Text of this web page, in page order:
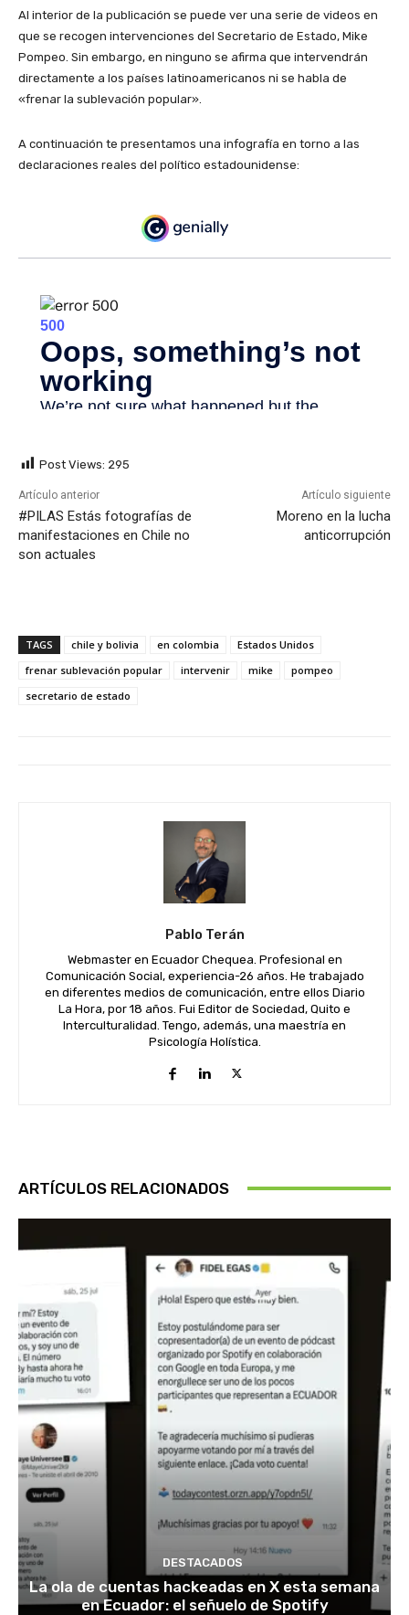
Al interior de la publicación se puede ver una serie de videos en
que se recogen intervenciones del Secretario de Estado, Mike
Pompeo. Sin embargo, en ninguno se afirma que intervendrán
directamente a los países latinoamericanos ni se habla de
«frenar la sublevación popular».
A continuación te presentamos una infografía en torno a las
declaraciones reales del político estadounidense:
Post Views: 295
Artículo anterior
#PILAS Estás fotografías de
manifestaciones en Chile no
son actuales
Artículo siguiente
Moreno en la lucha
anticorrupción
TAGS chile y bolivia en colombia
Estados Unidos
frenar sublevación popular
intervenir mike
pompeo
secretario de estado
Pablo Terán
Webmaster en Ecuador Chequea. Profesional en
Comunicación Social, experiencia-26 años. He trabajado
en diferentes medios de comunicación, entre ellos Diario
La Hora, por 18 años. Fui Editor de Sociedad, Quito e
Interculturalidad. Tengo, además, una maestría en
Psicología Holística.
ARTÍCULOS RELACIONADOS
DESTACADOS
La ola de cuentas hackeadas en X esta semana
en Ecuador: el señuelo de Spotify